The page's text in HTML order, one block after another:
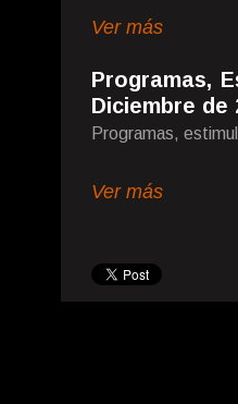
Ver más
Programas,
Diciembre de
Programas,
Ver más